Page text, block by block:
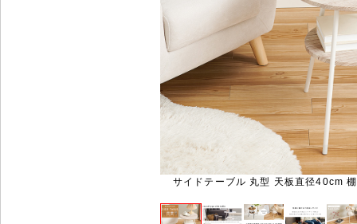
サイドテーブル 丸型 天板直径40cm